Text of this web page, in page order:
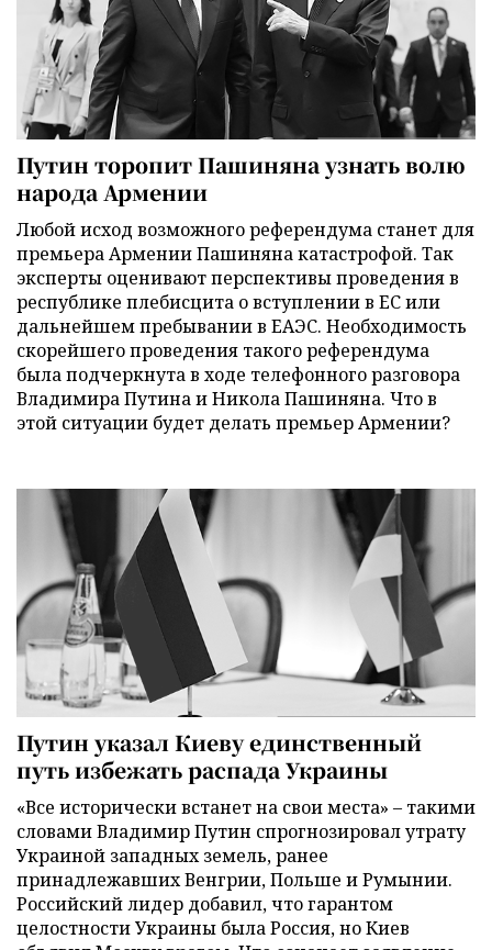
Путин торопит Пашиняна узнать волю
народа Армении
Любой исход возможного референдума станет для
премьера Армении Пашиняна катастрофой. Так
эксперты оценивают перспективы проведения в
республике плебисцита о вступлении в ЕС или
дальнейшем пребывании в ЕАЭС. Необходимость
скорейшего проведения такого референдума
была подчеркнута в ходе телефонного разговора
Владимира Путина и Никола Пашиняна. Что в
этой ситуации будет делать премьер Армении?
Путин указал Киеву единственный
путь избежать распада Украины
«Все исторически встанет на свои места» – такими
словами Владимир Путин спрогнозировал утрату
Украиной западных земель, ранее
принадлежавших Венгрии, Польше и Румынии.
Российский лидер добавил, что гарантом
целостности Украины была Россия, но Киев